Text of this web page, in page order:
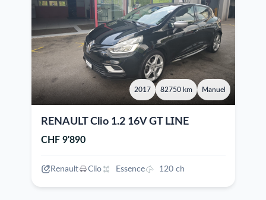
2017 82750 km Manuel
RENAULT Clio 1.2 16V GT LINE
CHF 9'890
Renault Clio Essence 120 ch